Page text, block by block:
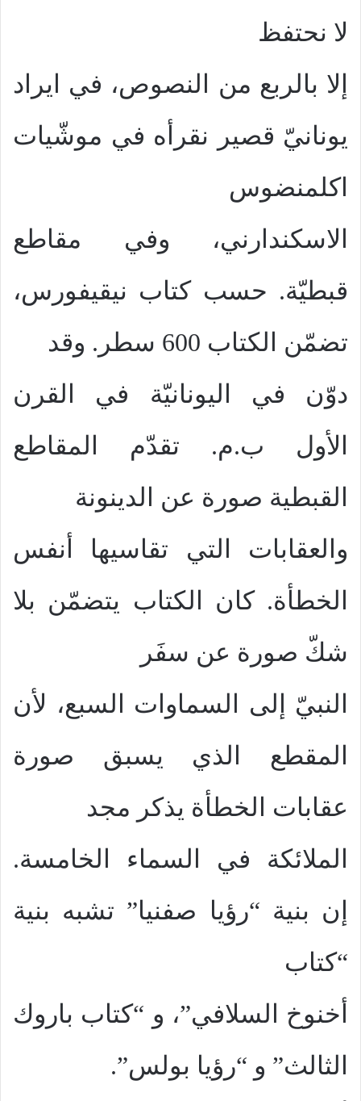
لا نحتفظ
إلا بالربع من النصوص، في ايراد
يونانيّ قصير نقرأه في موشّيات
اكلمنضوس
الاسكندارني، وفي مقاطع
قبطيّة. حسب كتاب نيقيفورس،
تضمّن الكتاب 600 سطر. وقد
دوّن في اليونانيّة في القرن
الأول ب.م. تقدّم المقاطع
القبطية صورة عن الدينونة
والعقابات التي تقاسيها أنفس
الخطأة. كان الكتاب يتضمّن بلا
شكّ صورة عن سفَر
النبيّ إلى السماوات السبع، لأن
المقطع الذي يسبق صورة
عقابات الخطأة يذكر مجد
الملائكة في السماء الخامسة.
إن بنية “رؤيا صفنيا” تشبه بنية
“كتاب
أخنوخ السلافي”، و “كتاب باروك
الثالث” و “رؤيا بولس”.